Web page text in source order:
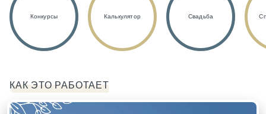
Конкурсы Калькулятор Свадьба
КАК ЭТО РАБОТАЕТ